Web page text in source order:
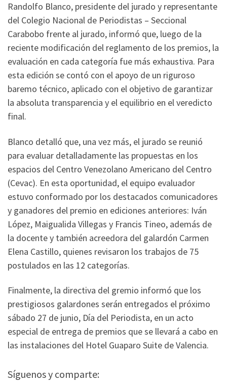
Randolfo Blanco, presidente del jurado y representante
del Colegio Nacional de Periodistas – Seccional
Carabobo frente al jurado, informó que, luego de la
reciente modificación del reglamento de los premios, la
evaluación en cada categoría fue más exhaustiva. Para
esta edición se contó con el apoyo de un riguroso
baremo técnico, aplicado con el objetivo de garantizar
la absoluta transparencia y el equilibrio en el veredicto
final.
Blanco detalló que, una vez más, el jurado se reunió
para evaluar detalladamente las propuestas en los
espacios del Centro Venezolano Americano del Centro
(Cevac). En esta oportunidad, el equipo evaluador
estuvo conformado por los destacados comunicadores
y ganadores del premio en ediciones anteriores: Iván
López, Maigualida Villegas y Francis Tineo, además de
la docente y también acreedora del galardón Carmen
Elena Castillo, quienes revisaron los trabajos de 75
postulados en las 12 categorías.
Finalmente, la directiva del gremio informó que los
prestigiosos galardones serán entregados el próximo
sábado 27 de junio, Día del Periodista, en un acto
especial de entrega de premios que se llevará a cabo en
las instalaciones del Hotel Guaparo Suite de Valencia.
Síguenos y comparte: